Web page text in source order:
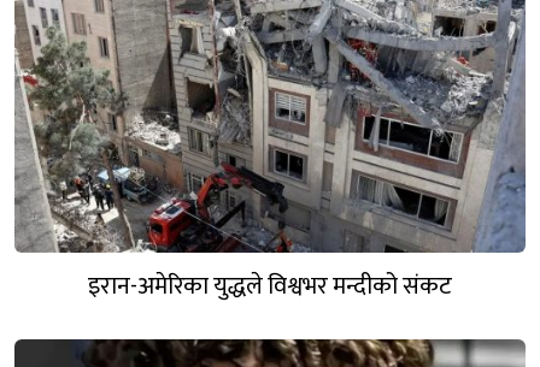
इरान-अमेरिका युद्धले विश्वभर मन्दीको संकट